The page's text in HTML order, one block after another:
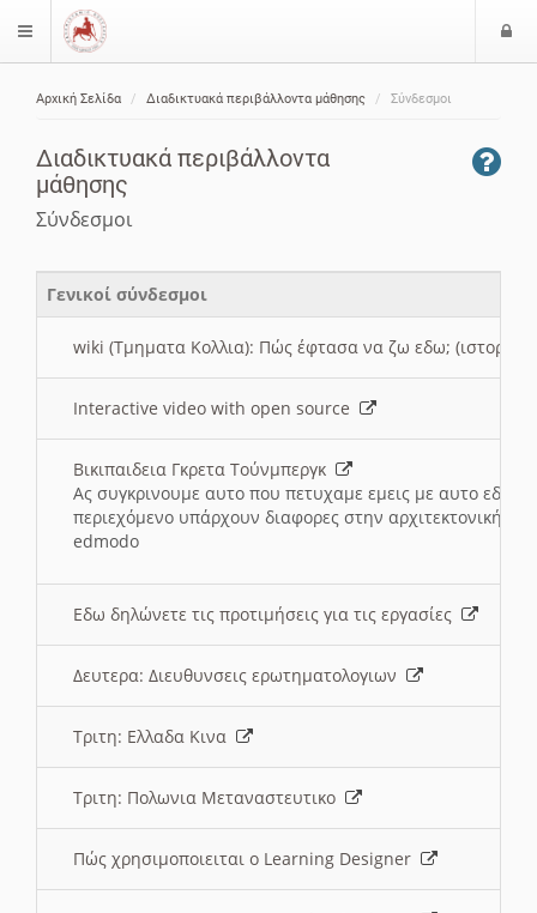
$langMenu
Αρχική Σελίδα Διαδικτυακά περιβάλλοντα μάθησης Σύνδεσμοι
Διαδικτυακά περιβάλλοντα
μάθησης
Σύνδεσμοι
Γενικοί σύνδεσμοι
wiki (Τμηματα Κολλια): Πώς έφτασα να ζω εδω; (ιστορια)
Interactive video with open source
Βικιπαιδεια Γκρετα Τούνμπεργκ
Ας συγκρινουμε αυτο που πετυχαμε εμεις με αυτο εδω
περιεχόμενο υπάρχουν διαφορες στην αρχιτεκτονική
edmodo
Εδω δηλώνετε τις προτιμήσεις για τις εργασίες
Δευτερα: Διευθυνσεις ερωτηματολογιων
Τριτη: Ελλαδα Κινα
Τριτη: Πολωνια Μεταναστευτικο
Πώς χρησιμοποιειται ο Learning Designer